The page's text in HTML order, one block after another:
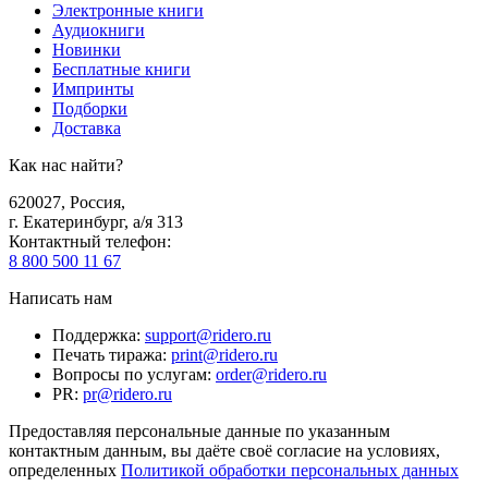
Электронные книги
Аудиокниги
Новинки
Бесплатные книги
Импринты
Подборки
Доставка
Как нас найти?
620027, Россия,
г. Екатеринбург, а/я 313
Контактный телефон:
8 800 500 11 67
Написать нам
Поддержка: support@ridero.ru
Печать тиража: print@ridero.ru
Вопросы по услугам: order@ridero.ru
PR: pr@ridero.ru
Предоставляя персональные данные по указанным
контактным данным, вы даёте своё согласие на условиях,
определенных Политикой обработки персональных данных